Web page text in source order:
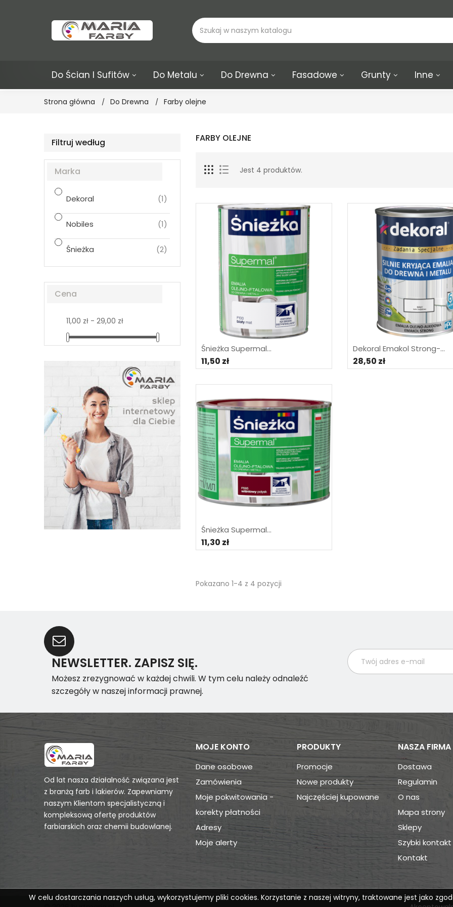
Do Ścian I Sufitów Do Metalu Do Drewna Fasadowe Grunty Inne
Strona główna Do Drewna Farby olejne
Filtruj według
Marka
Dekoral (1)
Nobiles (1)
Śnieżka (2)
Cena
11,00 zł - 29,00 zł
FARBY OLEJNE
Jest 4 produktów.
Śnieżka Supermal...
11,50 zł
Dekoral Emakol Strong-...
28,50 zł
Śnieżka Supermal...
11,30 zł
Pokazano 1-4 z 4 pozycji
NEWSLETTER. ZAPISZ SIĘ.
Możesz zrezygnować w każdej chwili. W tym celu należy odnaleźć
szczegóły w naszej informacji prawnej.
Od lat nasza działalność związana jest
z branżą farb i lakierów. Zapewniamy
naszym Klientom specjalistyczną i
kompleksową ofertę produktów
farbiarskich oraz chemii budowlanej.
MOJE KONTO
Dane osobowe
Zamówienia
Moje pokwitowania -
korekty płatności
Adresy
Moje alerty
PRODUKTY
Promocje
Nowe produkty
Najczęściej kupowane
NASZA FIRMA
Dostawa
Regulamin
O nas
Mapa strony
Sklepy
Szybki kontakt
Kontakt
W celu dostarczania naszych usług, wykorzystujemy pliki cookies. Korzystanie z naszej witryny, traktowane jest jako